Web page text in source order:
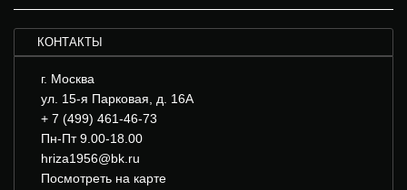
КОНТАКТЫ
г. Москва
ул. 15-я Парковая, д. 16А
+ 7 (499) 461-46-73
Пн-Пт 9.00-18.00
hriza1956@bk.ru
Посмотреть на карте